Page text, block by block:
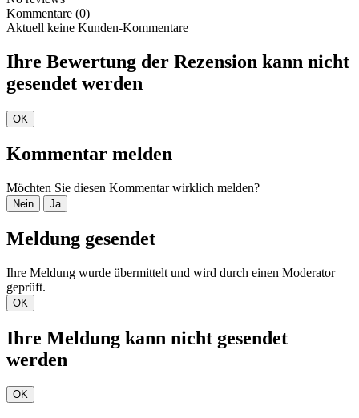
Kommentare (0)
Aktuell keine Kunden-Kommentare
Ihre Bewertung der Rezension kann nicht
gesendet werden
OK
Kommentar melden
Möchten Sie diesen Kommentar wirklich melden?
Nein Ja
Meldung gesendet
Ihre Meldung wurde übermittelt und wird durch einen Moderator
geprüft.
OK
Ihre Meldung kann nicht gesendet
werden
OK